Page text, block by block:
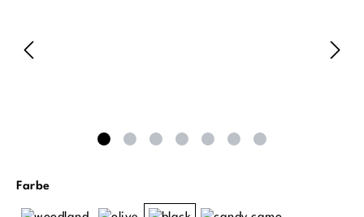
Farbeauswählen